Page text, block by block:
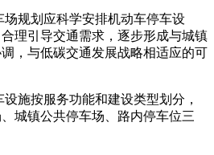
场规划应科学安排机动车停车设
理引导交通需求，逐步形成与城镇
，与低碳交通发展战略相适应的可
施按服务功能和建设类型划分，
城镇公共停车场、路内停车位三